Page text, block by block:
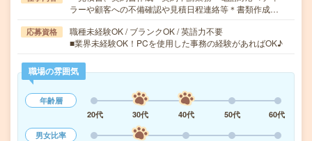
ラーや顧客への不備確認や見積日程連絡等＊書類作成…
応募資格
職種未経験OK / ブランクOK / 英語力不要
■業界未経験OK！PCを使用した事務の経験があればOK♪
職場の雰囲気
年齢層
20代
30代 40代 50代
60代
男女比率